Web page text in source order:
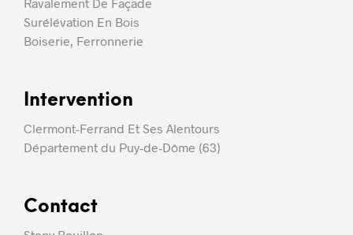
Surélévation En Bois
Boiserie, Ferronnerie
Intervention
Clermont-Ferrand Et Ses Alentours
Département du Puy-de-Dôme (63)
Contact